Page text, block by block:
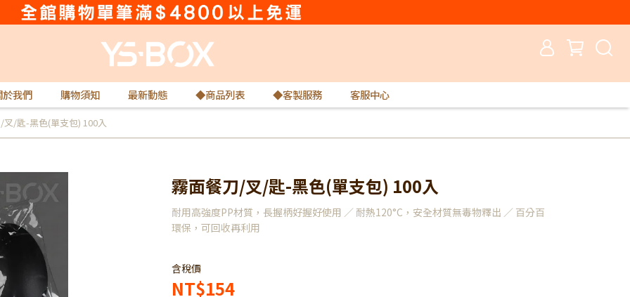
於我們 購物須知 最新動態 ◆商品列表 ◆客製服務 客服中心
叉/匙-黑色(單支包) 100入
霧面餐刀/叉/匙-黑色(單支包) 100入
耐用高強度PP材質，長握柄好握好使用 ／ 耐熱120°C，安全材質無毒物釋出 ／ 百分百
環保，可回收再利用
含稅價
NT$154